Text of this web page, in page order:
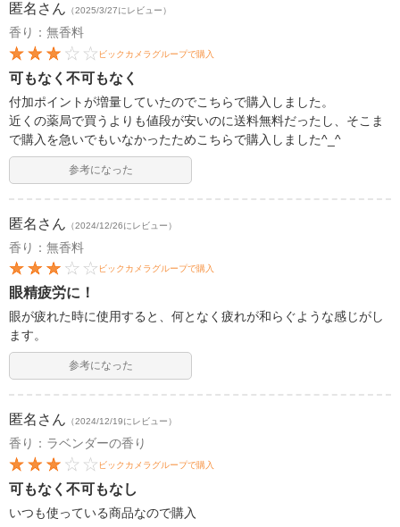
匿名 さん （2025/3/27にレビュー）
香り：無香料
ビックカメラグループで購入
可もなく不可もなく
付加ポイントが増量していたのでこちらで購入しました。
近くの薬局で買うよりも値段が安いのに送料無料だったし、そこま
で購入を急いでもいなかったためこちらで購入しました^_^
参考になった
匿名 さん （2024/12/26にレビュー）
香り：無香料
ビックカメラグループで購入
眼精疲労に！
眼が疲れた時に使用すると、何となく疲れが和らぐような感じがし
ます。
参考になった
匿名 さん （2024/12/19にレビュー）
香り：ラベンダーの香り
ビックカメラグループで購入
可もなく不可もなし
いつも使っている商品なので購入